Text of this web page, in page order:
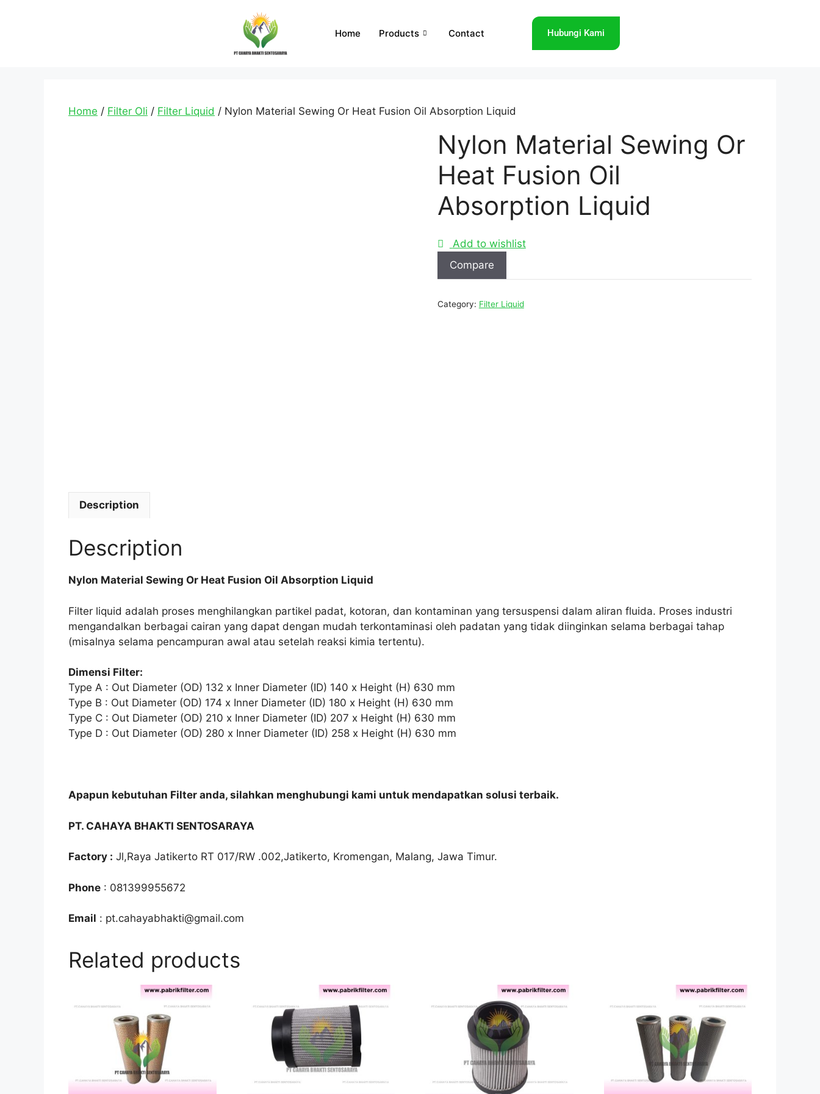
Home Products Contact Hubungi Kami
Home / Filter Oli / Filter Liquid / Nylon Material Sewing Or Heat Fusion Oil Absorption Liquid
Nylon Material Sewing Or
Heat Fusion Oil
Absorption Liquid
Add to wishlist
Compare
Category: Filter Liquid
Description
Description
Nylon Material Sewing Or Heat Fusion Oil Absorption Liquid
Filter liquid adalah proses menghilangkan partikel padat, kotoran, dan kontaminan yang tersuspensi dalam aliran fluida. Proses industri
mengandalkan berbagai cairan yang dapat dengan mudah terkontaminasi oleh padatan yang tidak diinginkan selama berbagai tahap
(misalnya selama pencampuran awal atau setelah reaksi kimia tertentu).
Dimensi Filter:
Type A : Out Diameter (OD) 132 x Inner Diameter (ID) 140 x Height (H) 630 mm
Type B : Out Diameter (OD) 174 x Inner Diameter (ID) 180 x Height (H) 630 mm
Type C : Out Diameter (OD) 210 x Inner Diameter (ID) 207 x Height (H) 630 mm
Type D : Out Diameter (OD) 280 x Inner Diameter (ID) 258 x Height (H) 630 mm
Apapun kebutuhan Filter anda, silahkan menghubungi kami untuk mendapatkan solusi terbaik.
PT. CAHAYA BHAKTI SENTOSARAYA
Factory : Jl,Raya Jatikerto RT 017/RW .002,Jatikerto, Kromengan, Malang, Jawa Timur.
Phone : 081399955672
Email : pt.cahayabhakti@gmail.com
Related products